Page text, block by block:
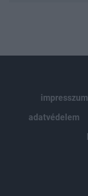
impresszum
adatvédelem